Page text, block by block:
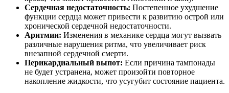
Сердечная недостаточность: Постепенное ухудшение
функции сердца может привести к развитию острой или
хронической сердечной недостаточности.
Аритмии: Изменения в механике сердца могут вызвать
различные нарушения ритма, что увеличивает риск
внезапной сердечной смерти.
Перикардиальный выпот: Если причина тампонады
не будет устранена, может произойти повторное
накопление жидкости, что усугубит состояние пациента.